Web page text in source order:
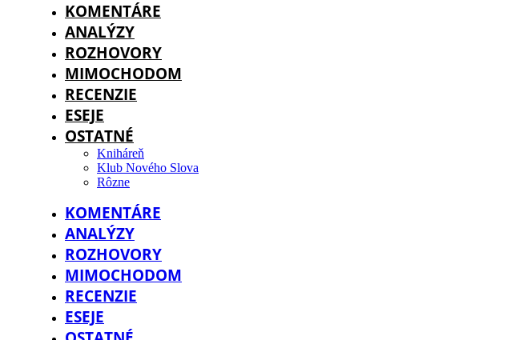
KOMENTÁRE
ANALÝZY
ROZHOVORY
MIMOCHODOM
RECENZIE
ESEJE
OSTATNÉ
Kniháreň
Klub Nového Slova
Rôzne
KOMENTÁRE
ANALÝZY
ROZHOVORY
MIMOCHODOM
RECENZIE
ESEJE